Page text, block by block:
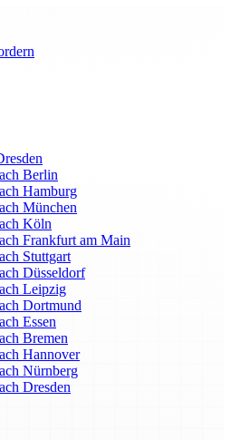
Berlin
Hamburg
München
Köln
Frankfurt am Main
Stuttgart
Düsseldorf
Leipzig
Dortmund
Essen
Bremen
Hannover
Nürnberg
Dresden